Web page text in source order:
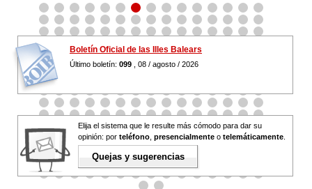
Boletín Oficial de las Illes Balears
Último boletín: 099 , 08 / agosto / 2026
Elija el sistema que le resulte más cómodo para dar su
opinión: por teléfono presencialmente o telemáticamente
Quejas y sugerencias